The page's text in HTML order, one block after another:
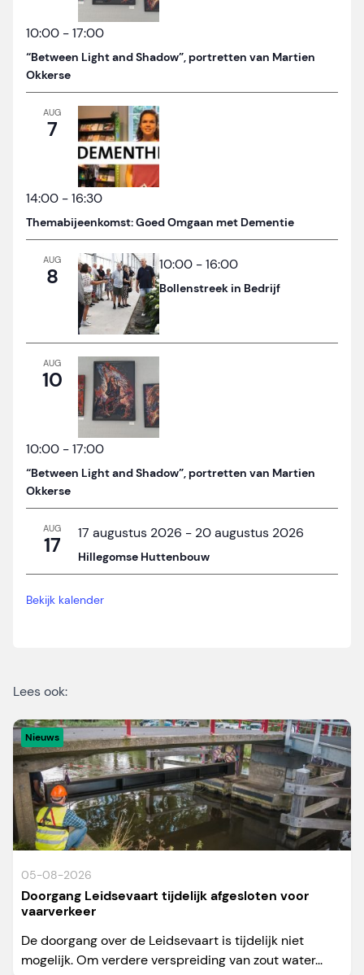
10:00 -17:00
“Between Light and Shadow”, portretten van Martien
Okkerse
AUG
7
14:00 -16:30
Themabijeenkomst: Goed Omgaan met Dementie
AUG
8 10:00 -16:00
Bollenstreek in Bedrijf
AUG
10
10:00 -17:00
“Between Light and Shadow”, portretten van Martien
Okkerse
AUG
17 17 augustus 2026 - 20 augustus 2026
Hillegomse Huttenbouw
Bekijk kalender
Lees ook:
Nieuws
05-08-2026
Doorgang Leidsevaart tijdelijk afgesloten voor
vaarverkeer
De doorgang over de Leidsevaart is tijdelijk niet
mogelijk. Om verdere verspreiding van zout water...